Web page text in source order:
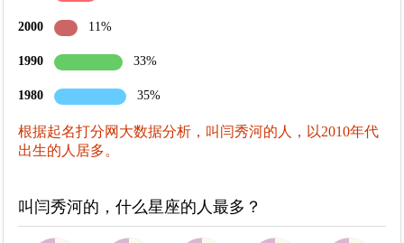
2000 11%
1990 33%
1980 35%
根据起名打分网大数据分析，叫闫秀河的人，以2010年代
出生的人居多。
叫闫秀河的，什么星座的人最多？